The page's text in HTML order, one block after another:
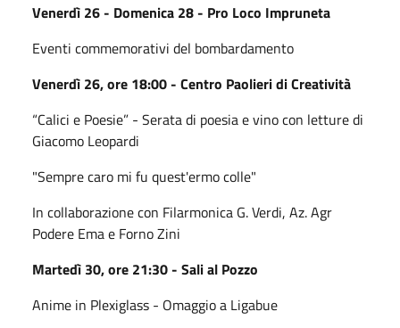
Venerdì 26 - Domenica 28 - Pro Loco Impruneta
Eventi commemorativi del bombardamento
Venerdì 26, ore 18:00 - Centro Paolieri di Creatività
“Calici e Poesie” - Serata di poesia e vino con letture di
Giacomo Leopardi
"Sempre caro mi fu quest'ermo colle"
In collaborazione con Filarmonica G. Verdi, Az. Agr
Podere Ema e Forno Zini
Martedì 30, ore 21:30 - Sali al Pozzo
Anime in Plexiglass - Omaggio a Ligabue